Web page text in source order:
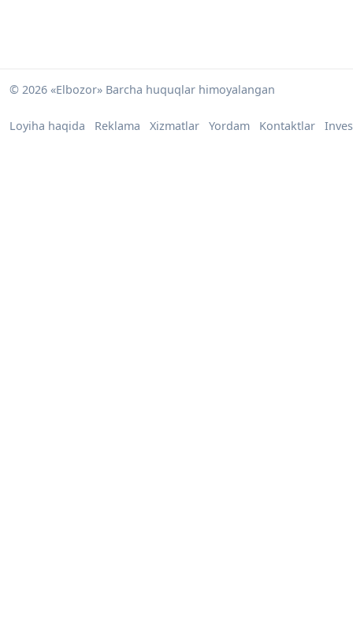
© 2026 «Elbozor» Barcha huquqlar himoyalangan
Loyiha haqida Reklama Xizmatlar Yordam Kontaktlar